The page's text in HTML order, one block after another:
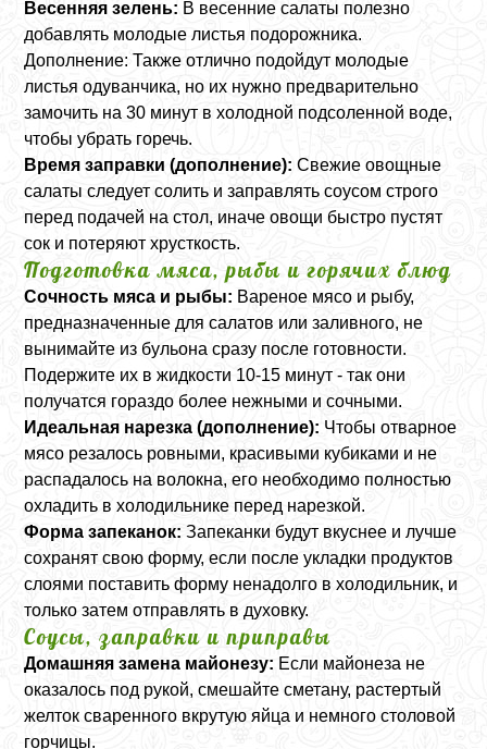
Весенняя зелень: В весенние салаты полезно
добавлять молодые листья подорожника.
Дополнение: Также отлично подойдут молодые
листья одуванчика, но их нужно предварительно
замочить на 30 минут в холодной подсоленной воде,
чтобы убрать горечь.
Время заправки (дополнение): Свежие овощные
салаты следует солить и заправлять соусом строго
перед подачей на стол, иначе овощи быстро пустят
сок и потеряют хрусткость.
Подготовка мяса, рыбы и горячих блюд
Сочность мяса и рыбы: Вареное мясо и рыбу,
предназначенные для салатов или заливного, не
вынимайте из бульона сразу после готовности.
Подержите их в жидкости 10-15 минут - так они
получатся гораздо более нежными и сочными.
Идеальная нарезка (дополнение): Чтобы отварное
мясо резалось ровными, красивыми кубиками и не
распадалось на волокна, его необходимо полностью
охладить в холодильнике перед нарезкой.
Форма запеканок: Запеканки будут вкуснее и лучше
сохранят свою форму, если после укладки продуктов
слоями поставить форму ненадолго в холодильник, и
только затем отправлять в духовку.
Соусы, заправки и приправы
Домашняя замена майонезу: Если майонеза не
оказалось под рукой, смешайте сметану, растертый
желток сваренного вкрутую яйца и немного столовой
горчицы.